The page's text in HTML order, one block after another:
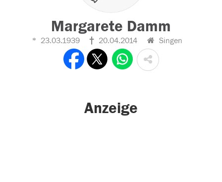
Margarete Damm
23.03.1939 20.04.2014 Singen
Anzeige